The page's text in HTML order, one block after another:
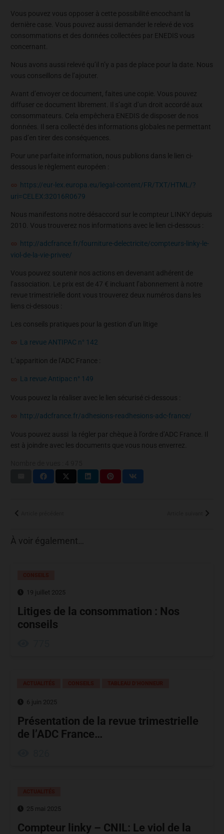
Vous pouvez vous opposer à cette possibilité encochant la
dernière case. Vous pouvez aussi demander le relevé de vos
consommations et des données collectées par ENEDIS vous
concernant.
Nous avons aussi relevé qu’il n’y a pas de place pour la date. Nous
vous conseillons de l’ajouter.
Avant d’envoyer ce document, faites une copie. Vous pouvez
diffuser ce document librement. Il s’agit d’un droit accordé aux
consommateurs. Cela empêchera ENEDIS de disposer de nos
données. Il sera collecté des informations globales ne permettant
pas d’en tirer des conséquences.
Pour une parfaite information, nous publions dans le lien ci-
dessous le règlement européen :
https://eur-lex.europa.eu/legal-content/FR/TXT/HTML/?
uri=CELEX:32016R0679
Nous manifestons notre désaccord sur le compteur LINKY depuis
2010. Vous trouverez nos informations avec le lien ci-dessous :
http://adcfrance.fr/fourniture-delectricite/compteurs-linky-le-
viol-de-la-vie-privee/
Vous pouvez soutenir nos actions en devenant adhérent de
l’association. Le prix est de 47 € incluant l’abonnement à notre
revue trimestrielle dont vous trouverez deux numéros dans les
liens ci-dessous :
Les conseils pratiques pour la gestion d’un litige
La revue ANTIPAC n° 142
L’apparition de l’ADC France :
La revue Antipac n° 149
Vous pouvez la réaliser avec le lien sécurisé ci-dessous :
http://adcfrance.fr/adhesions-readhesions-adc-france/
Vous pouvez aussi la régler par chèque à l’ordre d’ADC France. Il
est à joindre avec les documents que vous nous enverrez.
À voir également…
19 juillet 2025
Litiges de la consommation : Nos
conseils
6 juin 2025
Présentation de la revue trimestrielle
de l’ADC France…
25 mai 2025
Compteur linky – CNIL: Le viol de la